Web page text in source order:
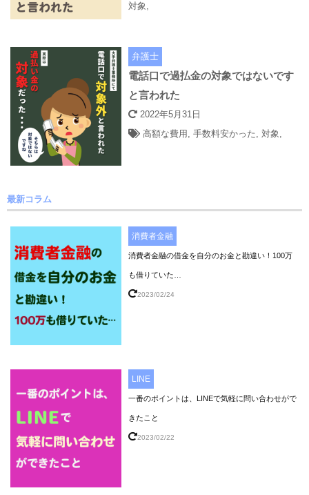
対象,
弁護士
電話口で過払金の対象ではないです
と言われた
2022年5月31日
高額な費用 ,手数料安かった ,対象
最新コラム
消費者金融
消費者金融の借金を自分のお金と勘違い！100万
も借りていた…
2023/02/24
LINE
一番のポイントは、LINEで気軽に問い合わせがで
きたこと
2023/02/22